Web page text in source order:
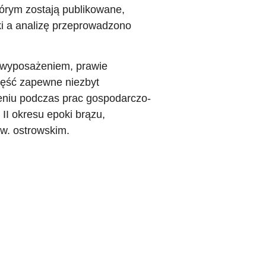
zostają publikowane,
a analizę przeprowadzono
prawie
zapewne niezbyt
podczas prac gospodarczo-
okresu epoki brązu,
ostrowskim.